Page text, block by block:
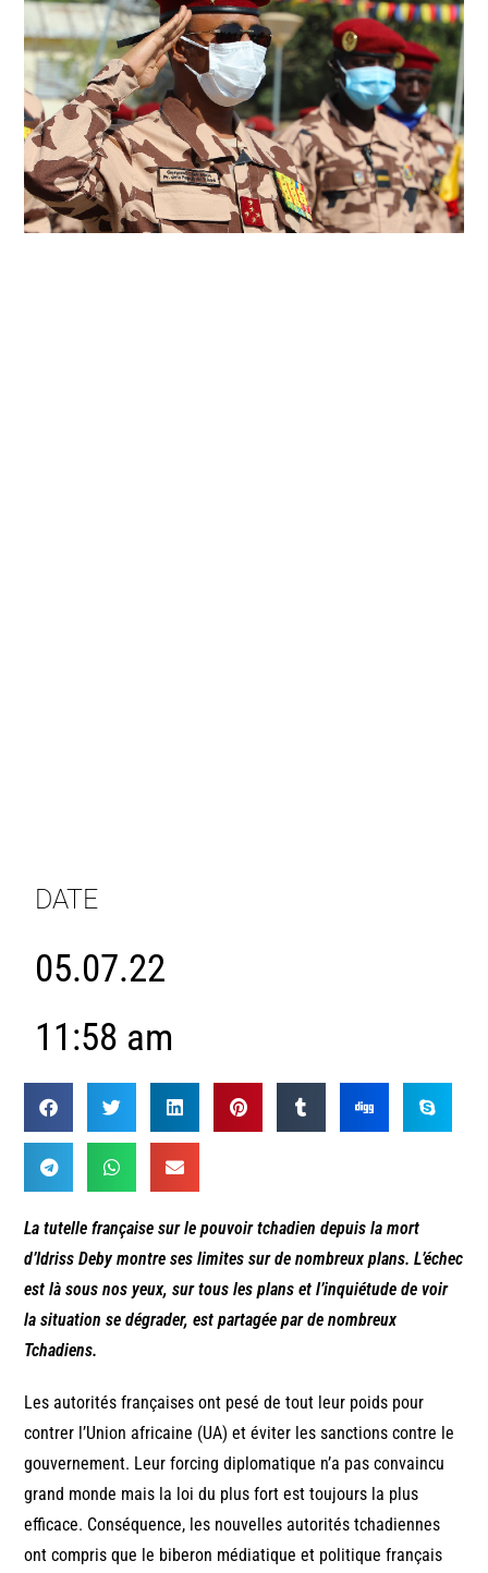
DATE
05.07.22
11:58 am
La tutelle française sur le pouvoir tchadien depuis la mort
d’Idriss Deby montre ses limites sur de nombreux plans. L’échec
est là sous nos yeux, sur tous les plans et l’inquiétude de voir
la situation se dégrader, est partagée par de nombreux
Tchadiens.
Les autorités françaises ont pesé de tout leur poids pour
contrer l’Union africaine (UA) et éviter les sanctions contre le
gouvernement. Leur forcing diplomatique n’a pas convaincu
grand monde mais la loi du plus fort est toujours la plus
efficace. Conséquence, les nouvelles autorités tchadiennes
ont compris que le biberon médiatique et politique français